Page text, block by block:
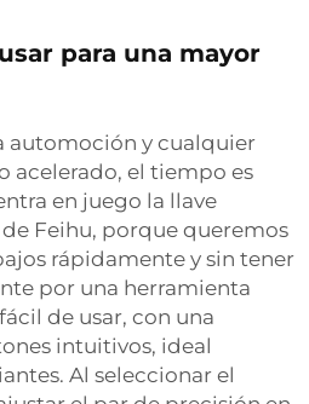
para una mayor
automoción y cualquier
acelerado, el tiempo es
en juego la llave
Feihu, porque queremos
rápidamente y sin tener
por una herramienta
de usar, con una
intuitivos, ideal
Al seleccionar el